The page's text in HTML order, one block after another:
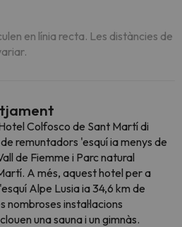
en línia recta. Les distàncies de
Colfosco de Sant Martí di
remuntadors 'esquí ia menys de
de Fiemme i Parc natural
A més, aquest hotel per a
Alpe Lusia ia 34,6 km de
nombroses instal·lacions
una sauna i un gimnàs.